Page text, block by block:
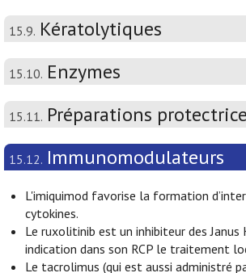
15.9. Kératolytiques
15.10. Enzymes
15.11. Préparations
15.12. Immunomodulateurs
L'imiquimod favorise la formation
cytokines.
Le ruxolitinib est un inhibiteur des Janus
indication dans son RCP le traitement
Le tacrolimus (qui est aussi administré